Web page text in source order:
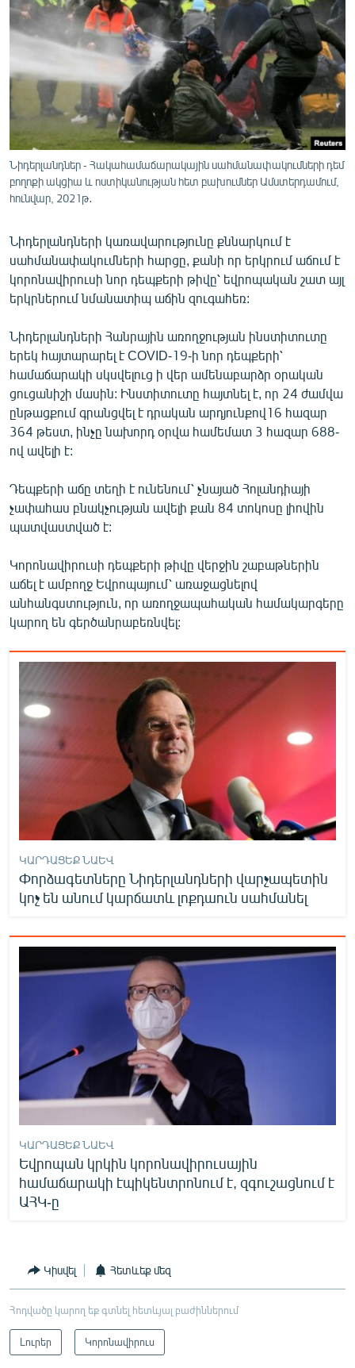
ՄԻՋԱԶԳԱՅԻՆ
ՄՇԱԿՈՒՅԹ
ՍՊՈՐՏ
ՄԵԿՆԱԲԱՆՈՒԹՅՈՒՆ
ՏՏ ԵՒ ԻՆՏԵՐՆԵՏ
ԱՐԽԻՎ
ԲԱՆԱՎԵՃ
ՁԳՏԵԼՈՎ ԼԱՎԱԳՈՒՅՆԻՆ
ՓՈԴՔԱՍԹ
Հայերեն
English
Русский
ՀԵՏԵՎԵՔ ՄԵԶ
Նիդերլանդներ - Հակահամաճարակային սահմանափակումների դեմ
բողոքի ակցիա և ոստիկանության հետ բախումներ Ամստերդամում,
հունվար, 2021թ․
Նիդերլանդների կառավարությունը քննարկում է
սահմանափակումների հարցը, քանի որ երկրում աճում է
կորոնավիրուսի նոր դեպքերի թիվը՝ եվրոպական շատ այլ
երկրներում նմանատիպ աճին զուգահեռ:
Նիդերլանդների Հանրային առողջության ինստիտուտը
երեկ հայտարարել է COVID-19-ի նոր դեպքերի՝
համաճարակի սկսվելուց ի վեր ամենաբարձր օրական
ցուցանիշի մասին: Ինստիտուտը հայտնել է, որ 24 ժամվա
ընթացքում գրանցվել է դրական արդյունքով16 հազար
364 թեստ, ինչը նախորդ օրվա համեմատ 3 հազար 688-
ով ավելի է:
Դեպքերի աճը տեղի է ունենում՝ չնայած Հոլանդիայի
չափահաս բնակչության ավելի քան 84 տոկոսը լիովին
պատվաստված է:
Կորոնավիրուսի դեպքերի թիվը վերջին շաբաթներին
աճել է ամբողջ Եվրոպայում՝ առաջացնելով
անհանգստություն, որ առողջապահական համակարգերը
կարող են գերծանրաբեռնվել:
ԿԱՐԴԱՑԵՔ ՆԱԵՎ
Փորձագետները Նիդերլանդների վարչապետին
կոչ են անում կարճատև լոքդաուն սահմանել
ԿԱՐԴԱՑԵՔ ՆԱԵՎ
Եվրոպան կրկին կորոնավիրուսային
համաճարակի էպիկենտրոնում է, զգուշացնում է
ԱՀԿ-ը
Կիսվել Հետևեք մեզ
Հոդվածը կարող եք գտնել հետևյալ բաժիններում
Լուրեր Կորոնավիրուս